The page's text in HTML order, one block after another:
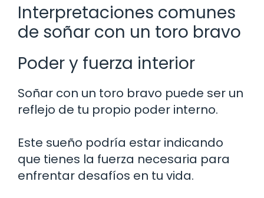
Interpretaciones comunes
de soñar con un toro bravo
Poder y fuerza interior
Soñar con un toro bravo puede ser un
reflejo de tu propio poder interno.
Este sueño podría estar indicando
que tienes la fuerza necesaria para
enfrentar desafíos en tu vida.